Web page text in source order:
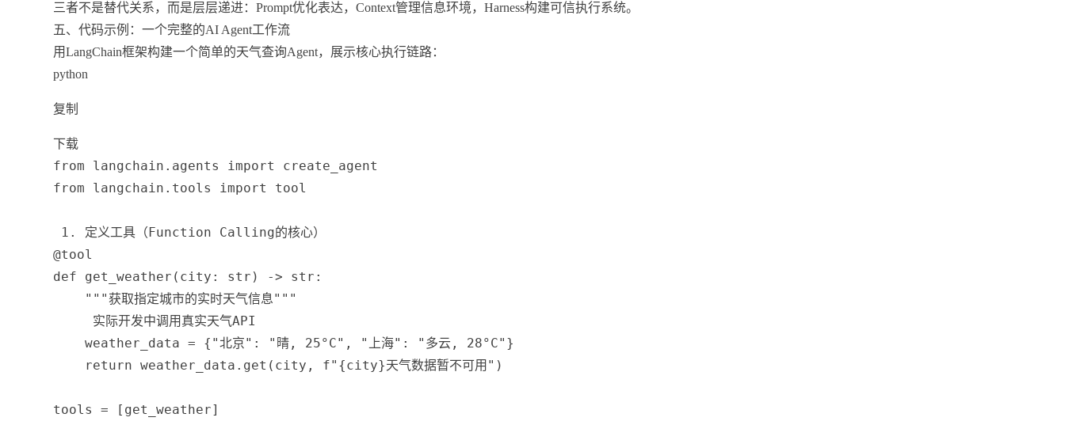
三者不是替代关系，而是层层递进：Prompt优化表达，Context管理信息环境，Harness构建可信执行系统。
五、代码示例：一个完整的AI Agent工作流
用LangChain框架构建一个简单的天气查询Agent，展示核心执行链路：
python
复制
下载
from langchain . agents import
create_agent
from langchain . tools import tool
1. 定义工具（Function Calling的核心）
@tool
def
get_weather ( city : str ) -> str :
"""获取指定城市的实时天气信息"""
实际开发中调用真实天气API
    weather_data
= { "北京" : "晴, 25°C" , "上海" : "多云, 28°C" }
return weather_data . get ( city , f" {city}天气数据暂不可用" )
tools = [ get_weather]